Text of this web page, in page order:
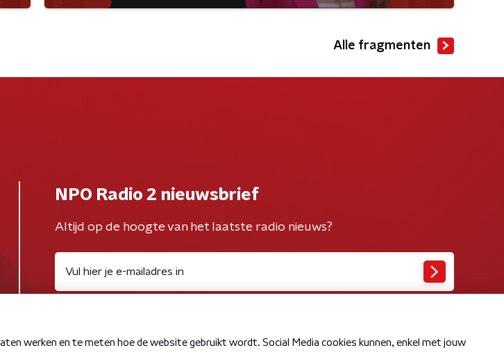
Alle fragmenten
NPO Radio 2 nieuwsbrief
Altijd op de hoogte van het laatste radio nieuws?